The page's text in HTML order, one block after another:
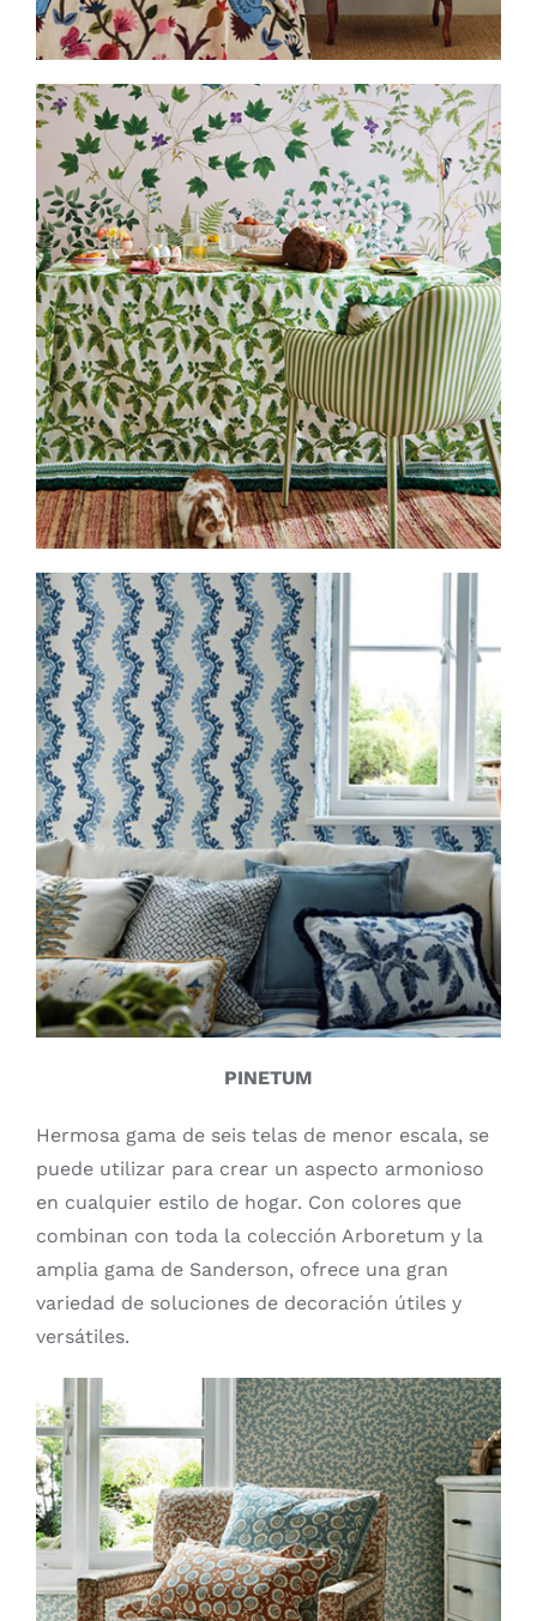
PINETUM
Hermosa gama de seis telas de menor escala, se
puede utilizar para crear un aspecto armonioso
en cualquier estilo de hogar. Con colores que
combinan con toda la colección Arboretum y la
amplia gama de Sanderson, ofrece una gran
variedad de soluciones de decoración útiles y
versátiles.